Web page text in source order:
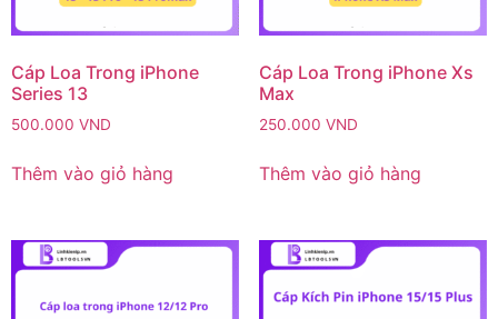
Cáp Loa Trong iPhone
Series 13
500.000 VND
Thêm vào giỏ hàng
Cáp Loa Trong iPhone Xs
Max
250.000 VND
Thêm vào giỏ hàng